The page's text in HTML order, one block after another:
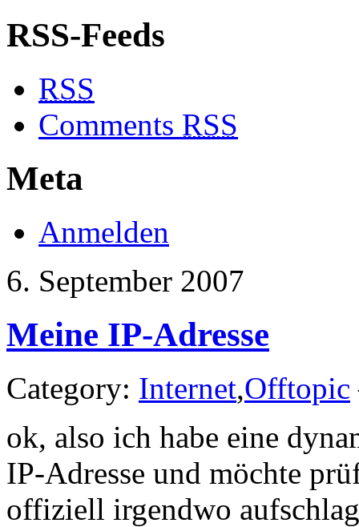
RSS-Feeds
RSS
Comments RSS
Meta
Anmelden
6. September 2007
Meine IP-Adresse
Category: Internet,Offtopic
ok, also ich habe eine
IP-Adresse und möchte
offiziell irgendwo